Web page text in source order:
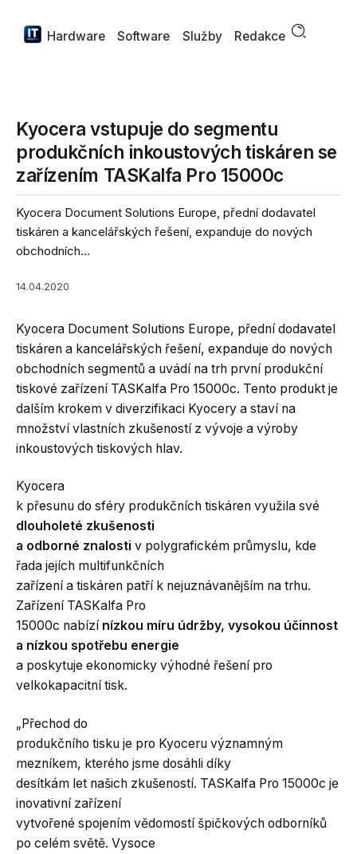
Hardware Software Služby Redakce
Kyocera vstupuje do segmentu
produkčních inkoustových tiskáren se
zařízením TASKalfa Pro 15000c
Kyocera Document Solutions Europe, přední dodavatel
tiskáren a kancelářských řešení, expanduje do nových
obchodních...
14.04.2020
Kyocera Document Solutions Europe, přední dodavatel
tiskáren a kancelářských řešení, expanduje do nových
obchodních segmentů a uvádí na trh první produkční
tiskové zařízení TASKalfa Pro 15000c. Tento produkt je
dalším krokem v diverzifikaci Kyocery a staví na
množství vlastních zkušeností z vývoje a výroby
inkoustových tiskových hlav.
Kyocera
k přesunu do sféry produkčních tiskáren využila své
dlouholeté zkušenosti
a odborné znalosti v polygrafickém průmyslu, kde
řada jejích multifunkčních
zařízení a tiskáren patří k nejuznávanějším na trhu.
Zařízení TASKalfa Pro
15000c nabízí nízkou míru údržby, vysokou účinnost
a nízkou spotřebu energie
a poskytuje ekonomicky výhodné řešení pro
velkokapacitní tisk.
„Přechod do
produkčního tisku je pro Kyoceru významným
mezníkem, kterého jsme dosáhli díky
desítkám let našich zkušeností. TASKalfa Pro 15000c je
inovativní zařízení
vytvořené spojením vědomostí špičkových odborníků
po celém světě. Vysoce